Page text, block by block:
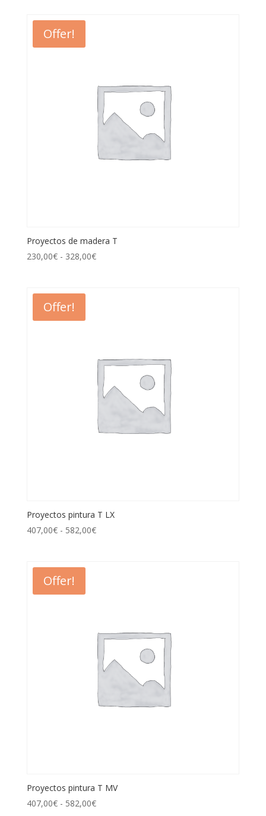
Offer!
Proyectos de madera T
230,00€- 328,00€
Offer!
Proyectos pintura T LX
407,00€- 582,00€
Offer!
Proyectos pintura T MV
407,00€- 582,00€